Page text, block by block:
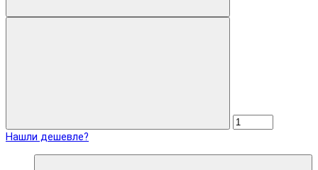
Нашли дешевле?